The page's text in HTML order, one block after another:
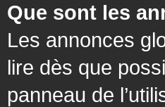
Que sont les
Les annonces
lire dès que
panneau de